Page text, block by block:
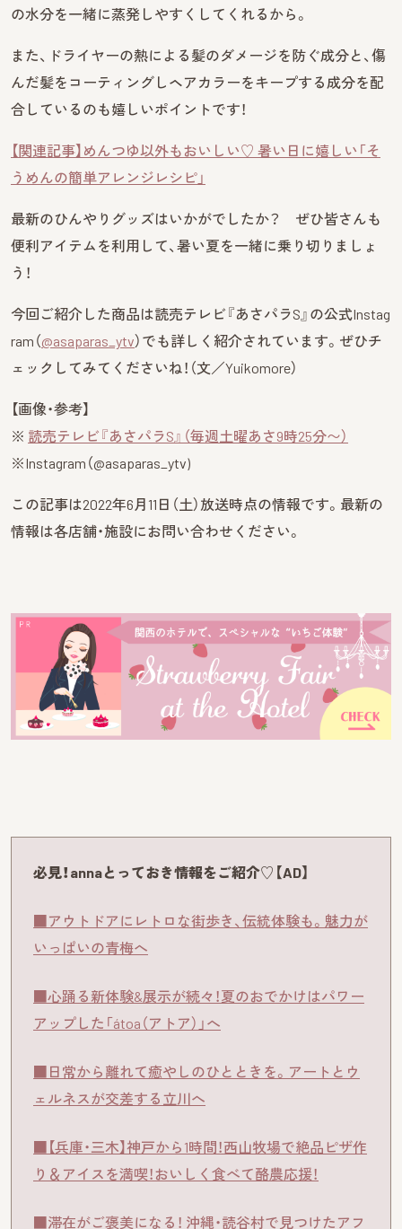
の水分を一緒に蒸発しやすくしてくれるから。
また、ドライヤーの熱による髪のダメージを防ぐ成分と、傷
んだ髪をコーティングしヘアカラーをキープする成分を配
合しているのも嬉しいポイントです！
【関連記事】めんつゆ以外もおいしい♡ 暑い日に嬉しい「そ
うめんの簡単アレンジレシピ」
最新のひんやりグッズはいかがでしたか？ ぜひ皆さんも
便利アイテムを利用して、暑い夏を一緒に乗り切りましょ
う！
今回ご紹介した商品は読売テレビ『あさパラS』の公式Instag
ram（@asaparas_ytv）でも詳しく紹介されています。ぜひチ
ェックしてみてくださいね！（文／Yuikomore）
【画像・参考】
※ 読売テレビ『あさパラS』（毎週土曜あさ9時25分〜）
※Instagram（@asaparas_ytv)
この記事は2022年6月11日（土）放送時点の情報です。最新の
情報は各店舗・施設にお問い合わせください。
必見！annaとっておき情報をご紹介♡【AD】
■アウトドアにレトロな街歩き、伝統体験も。魅力が
いっぱいの青梅へ
■心踊る新体験&展示が続々！夏のおでかけはパワー
アップした「átoa（アトア）」へ
■日常から離れて癒やしのひとときを。アートとウ
ェルネスが交差する立川へ
■【兵庫・三木】神戸から1時間！西山牧場で絶品ピザ作
り＆アイスを満喫！おいしく食べて酪農応援！
■滞在がご褒美になる！ 沖縄・読谷村で見つけたアフ